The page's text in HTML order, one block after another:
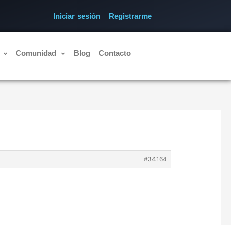
Iniciar sesión Registrarme
Comunidad Blog Contacto
#34164